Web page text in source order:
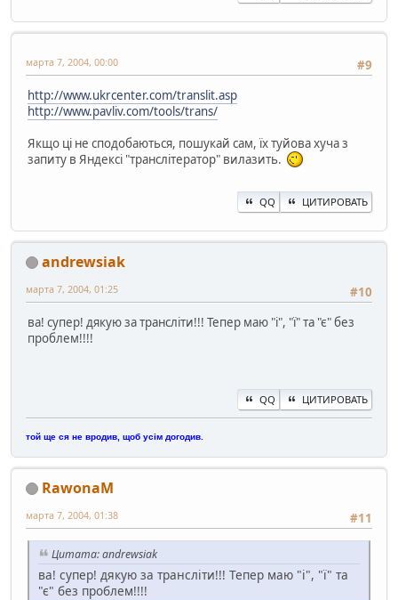
#9
марта 7, 2004, 00:00
http://www.ukrcenter.com/translit.asp
http://www.pavliv.com/tools/trans/
Якщо ці не сподобаються, пошукай сам, їх туйова хуча з
запиту в Яндексі "транслітератор" вилазить.
QQ ЦИТИРОВАТЬ
andrewsiak
#10
марта 7, 2004, 01:25
ва! супер! дякую за трансліти!!! Тепер маю "і", "ї" та "є" без
проблем!!!!
QQ ЦИТИРОВАТЬ
той ще ся не вродив, щоб усім догодив.
RawonaM
#11
марта 7, 2004, 01:38
Цитата: andrewsiak
ва! супер! дякую за трансліти!!! Тепер маю "і", "ї" та
"є" без проблем!!!!